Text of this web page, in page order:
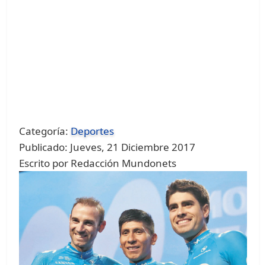
Categoría: Deportes
Publicado: Jueves, 21 Diciembre 2017
Escrito por Redacción Mundonets